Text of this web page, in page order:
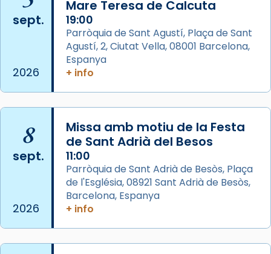
2 weeks ago
Aquest dilluns, 27 de juliol, ha tingut lloc la
missa d’acció de gràcies en agraïment al
comitè organitzador de la visita apostòlica
del Sant Pare Lleó XIV a Barcelona, i als
L’arquebisbe de Barcelona, el cardenal Joan
Josep Omella, ha presidit la missa i l’ha
concelebrat el bisbe auxiliar de Barcelona,
Mons. David Abadías.
📸 Dr. G. Simón
View on Facebook ·
Arquebisbat de Barcelona
sept.
2026
Mare Teresa de Calcuta
19:00
Parròquia de Sant Agustí, Plaça de Sant
Agustí, 2, Ciutat Vella, 08001 Barcelona,
Espanya
+ info
8
sept.
2026
Missa amb motiu de la Festa
de Sant Adrià del Besos
11:00
Parròquia de Sant Adrià de Besòs, Plaça
de l'Església, 08921 Sant Adrià de Besòs,
Barcelona, Espanya
+ info